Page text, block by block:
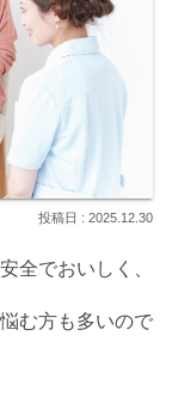
2025.12.30
全でおいしく、
む方も多いので